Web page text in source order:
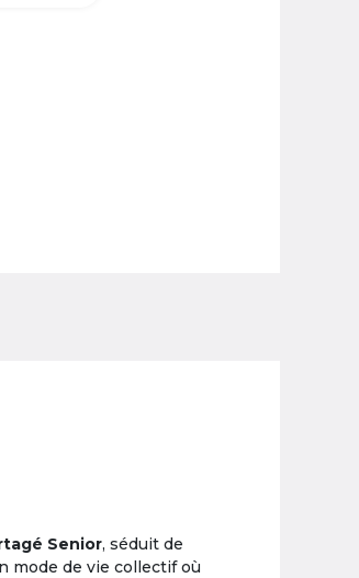
Senior, séduit de
mode de vie collectif où